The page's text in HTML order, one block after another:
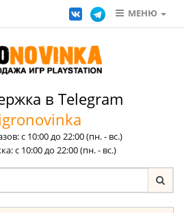
МЕНЮ
в Telegram
с 10:00 до 22:00 (пн. - вс.)
с 10:00 до 22:00 (пн. - вс.)